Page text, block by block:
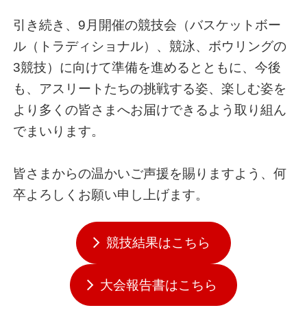
引き続き、9月開催の競技会（バスケットボー
ル（トラディショナル）、競泳、ボウリングの
3競技）に向けて準備を進めるとともに、今後
も、アスリートたちの挑戦する姿、楽しむ姿を
より多くの皆さまへお届けできるよう取り組ん
でまいります。
皆さまからの温かいご声援を賜りますよう、何
卒よろしくお願い申し上げます。
競技結果はこちら
大会報告書はこちら